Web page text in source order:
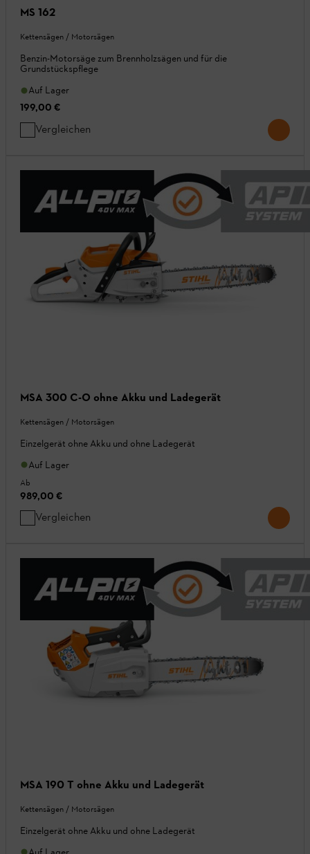
MS 162
Kettensägen / Motorsägen
Benzin-Motorsäge zum Brennholzsägen und für die
Grundstückspflege
Auf Lager
199,00 €
Vergleichen
MSA 300 C-O ohne Akku und Ladegerät
Kettensägen / Motorsägen
Einzelgerät ohne Akku und ohne Ladegerät
Auf Lager
Ab
989,00 €
Vergleichen
MSA 190 T ohne Akku und Ladegerät
Kettensägen / Motorsägen
Einzelgerät ohne Akku und ohne Ladegerät